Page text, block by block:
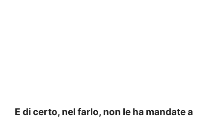
E di certo, nel farlo, non le ha mandate a